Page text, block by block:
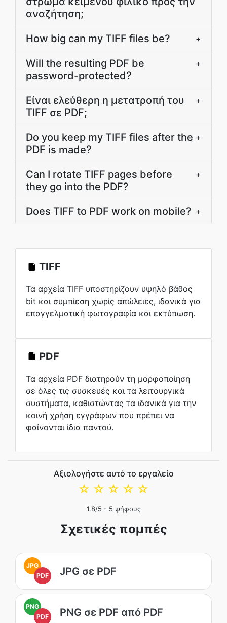
αναζήτηση;
How big can my TIFF files be? +
Will the resulting PDF be
password-protected?
+
Είναι ελεύθερη η μετατροπή του
TIFF σε PDF;
+
Do you keep my TIFF files after the
PDF is made?
+
Can I rotate TIFF pages before
they go into the PDF?
+
Does TIFF to PDF work on mobile? +
TIFF
Τα αρχεία TIFF υποστηρίζουν υψηλό βάθος
bit και συμπίεση χωρίς απώλειες, ιδανικά για
επαγγελματική φωτογραφία και εκτύπωση.
PDF
Τα αρχεία PDF διατηρούν τη μορφοποίηση
σε όλες τις συσκευές και τα λειτουργικά
συστήματα, καθιστώντας τα ιδανικά για την
κοινή χρήση εγγράφων που πρέπει να
φαίνονται ίδια παντού.
Αξιολογήστε αυτό το εργαλείο
☆
☆
☆
☆
☆
1.8/5 - 5 ψήφους
Σχετικές πομπές
JPG
PDF
JPG σε PDF
PNG
PDF
PNG σε PDF από PDF